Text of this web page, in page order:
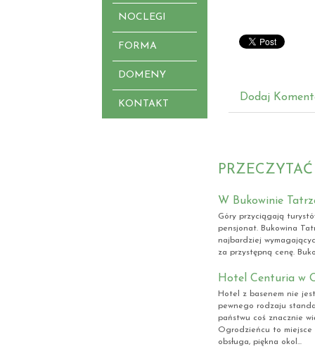
NOCLEGI
FORMA
DOMENY
KONTAKT
Dodaj
W Bukowinie
Góry przyciągają
pensjonat. Bukowina
najbardziej
za przystępną cenę.
Hotel Centuria w
Hotel z basenem nie
pewnego rodzaju
państwu coś znacznie
Ogrodzieńcu to miejsce
obsługa, piękna okol...